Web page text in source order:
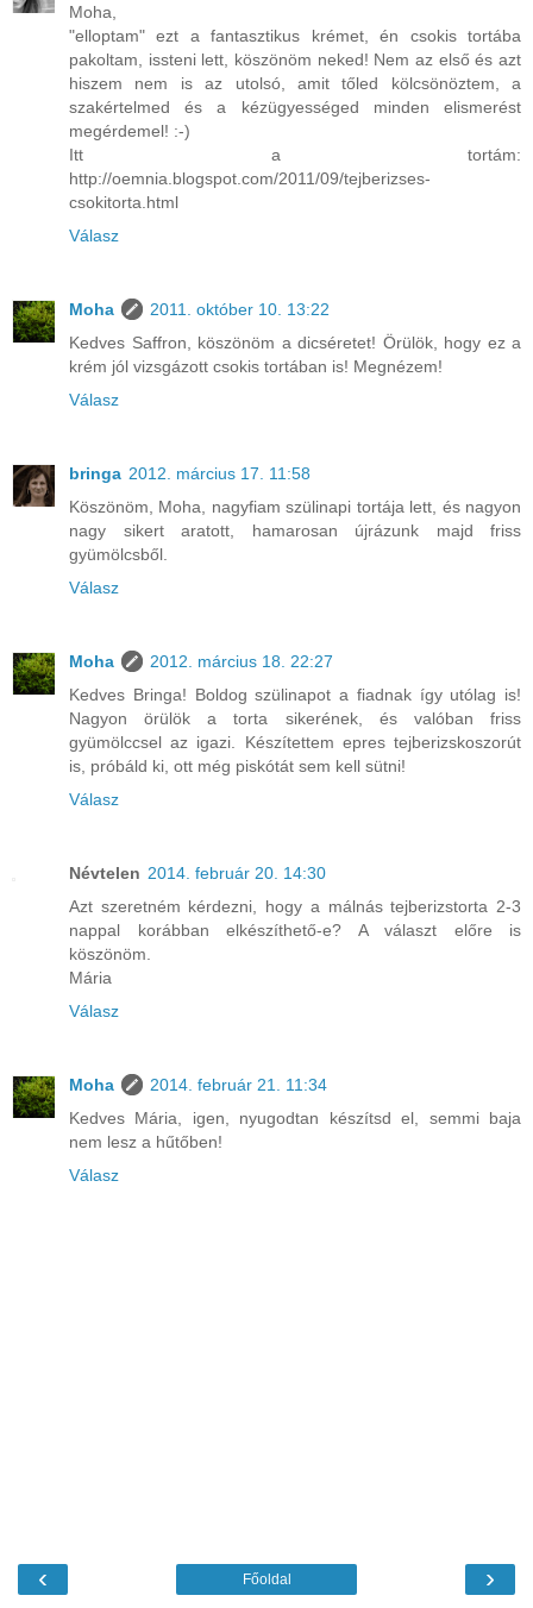
Moha,
"elloptam" ezt a fantasztikus krémet, én csokis tortába
pakoltam, issteni lett, köszönöm neked! Nem az első és azt
hiszem nem is az utolsó, amit tőled kölcsönöztem, a
szakértelmed és a kézügyességed minden elismerést
megérdemel! :-)
Itt a tortám:
http://oemnia.blogspot.com/2011/09/tejberizses-
csokitorta.html
Válasz
Moha
2011. október 10. 13:22
Kedves Saffron, köszönöm a dicséretet! Örülök, hogy ez a
krém jól vizsgázott csokis tortában is! Megnézem!
Válasz
bringa 2012. március 17. 11:58
Köszönöm, Moha, nagyfiam szülinapi tortája lett, és nagyon
nagy sikert aratott, hamarosan újrázunk majd friss
gyümölcsből.
Válasz
Moha
2012. március 18. 22:27
Kedves Bringa! Boldog szülinapot a fiadnak így utólag is!
Nagyon örülök a torta sikerének, és valóban friss
gyümölccsel az igazi. Készítettem epres tejberizskoszorút
is, próbáld ki, ott még piskótát sem kell sütni!
Válasz
Névtelen 2014. február 20. 14:30
Azt szeretném kérdezni, hogy a málnás tejberizstorta 2-3
nappal korábban elkészíthető-e? A választ előre is
köszönöm.
Mária
Válasz
Moha
2014. február 21. 11:34
Kedves Mária, igen, nyugodtan készítsd el, semmi baja
nem lesz a hűtőben!
Válasz
‹ ›
Főoldal